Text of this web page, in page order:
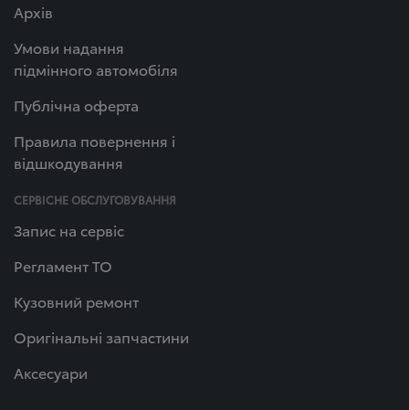
Архів
Умови надання
підмінного автомобіля
Публічна оферта
Правила повернення і
відшкодування
СЕРВІСНЕ ОБСЛУГОВУВАННЯ
Запис на сервіс
Регламент ТО
Кузовний ремонт
Оригінальні запчастини
Аксесуари